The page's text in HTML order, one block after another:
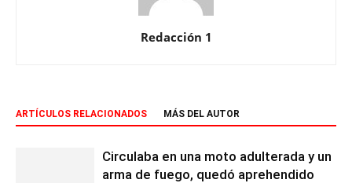
Redacción 1
ARTÍCULOS RELACIONADOS MÁS DEL AUTOR
Circulaba en una moto adulterada y un
arma de fuego, quedó aprehendido